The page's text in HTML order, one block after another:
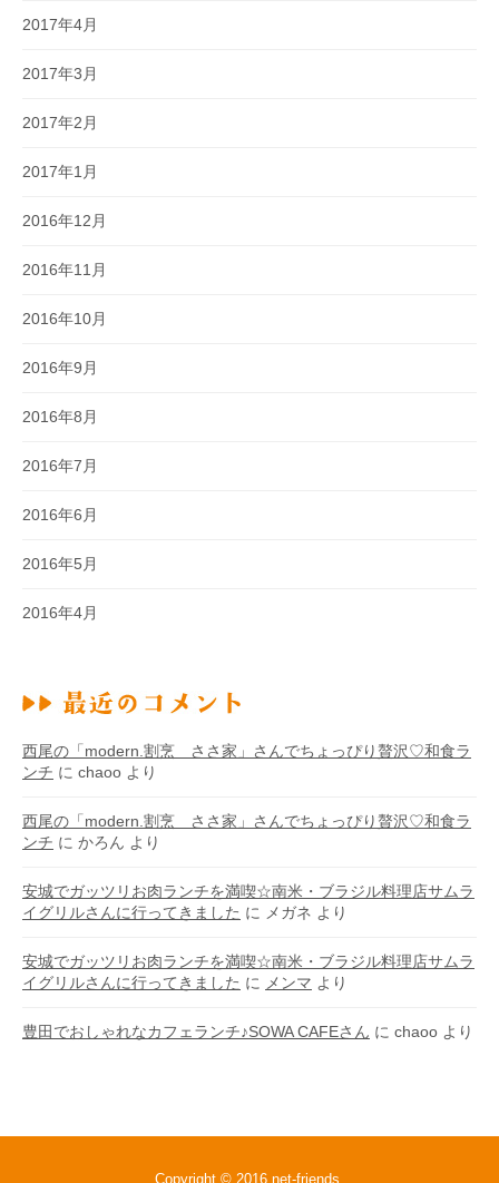
2017年4月
2017年3月
2017年2月
2017年1月
2016年12月
2016年11月
2016年10月
2016年9月
2016年8月
2016年7月
2016年6月
2016年5月
2016年4月
西尾の「modern.割烹 ささ家」さんでちょっぴり贅沢♡和食ラ
ンチ に chaoo より
西尾の「modern.割烹 ささ家」さんでちょっぴり贅沢♡和食ラ
ンチ に かろん より
安城でガッツリお肉ランチを満喫☆南米・ブラジル料理店サムラ
イグリルさんに行ってきました に メガネ より
安城でガッツリお肉ランチを満喫☆南米・ブラジル料理店サムラ
イグリルさんに行ってきました に メンマ より
豊田でおしゃれなカフェランチ♪SOWA CAFEさん に chaoo より
Copyright © 2016 net-friends